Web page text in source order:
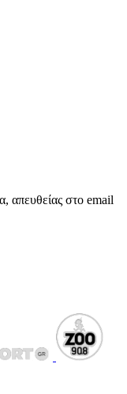
απευθείας στο email